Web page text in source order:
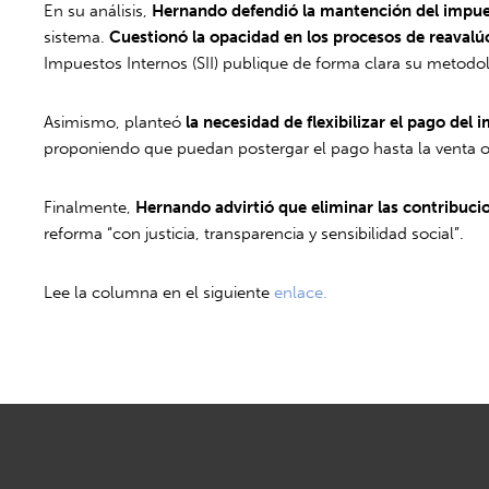
En su análisis, Hernando defendió la mantención del
sistema.Cuestionó la opacidad en los procesos de
Impuestos Internos (SII) publique de forma clara su
Asimismo, planteó la necesidad de flexibilizar el pago del
proponiendo que puedan postergar el pago hasta la venta
Finalmente, Hernando advirtió que eliminar las
reforma “con justicia, transparencia y sensibilidad social”.
Lee la columna en el siguienteenlace.